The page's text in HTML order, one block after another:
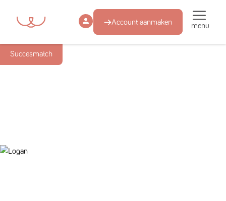
Account aanmaken menu
Succesmatch